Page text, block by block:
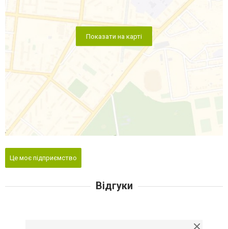
Показати на карті
Це моє підприємство
Відгуки